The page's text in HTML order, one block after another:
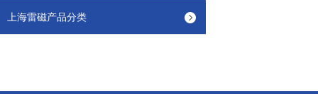
上海雷磁产品分类